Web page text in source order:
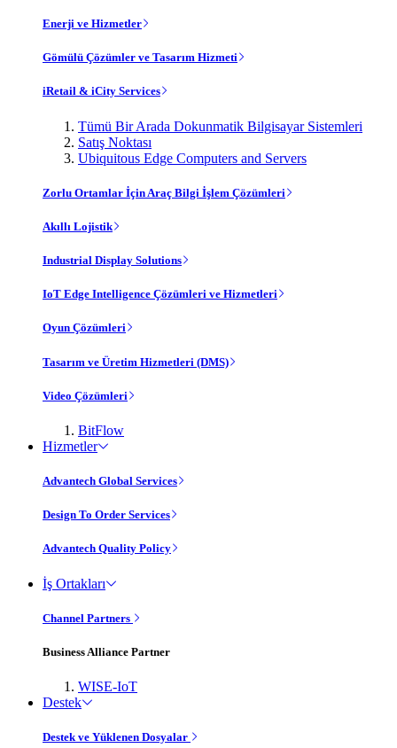
Enerji ve Hizmetler
Gömülü Çözümler ve Tasarım Hizmeti
iRetail & iCity Services
Tümü Bir Arada Dokunmatik Bilgisayar Sistemleri
Satış Noktası
Ubiquitous Edge Computers and Servers
Zorlu Ortamlar İçin Araç Bilgi İşlem Çözümleri
Akıllı Lojistik
Industrial Display Solutions
IoT Edge Intelligence Çözümleri ve Hizmetleri
Oyun Çözümleri
Tasarım ve Üretim Hizmetleri (DMS)
Video Çözümleri
BitFlow
Hizmetler
Advantech Global Services
Design To Order Services
Advantech Quality Policy
İş Ortakları
Channel Partners
Business Alliance Partner
WISE-IoT
Destek
Destek ve Yüklenen Dosyalar